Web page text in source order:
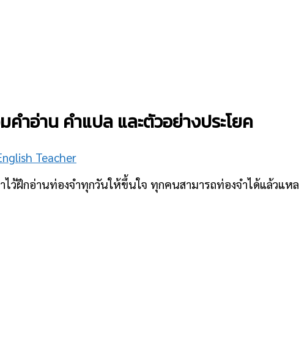
ำอ่าน คำแปล และตัวอย่างประโยค
Teacher
ว้ฝึกอ่านท่องจำทุกวันให้ขึ้นใจ ทุกคนสามารถท่องจำได้แล้วแห